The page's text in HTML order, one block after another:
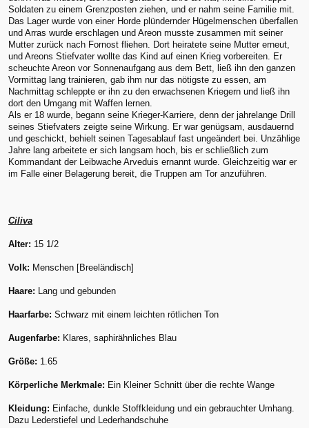
Soldaten zu einem Grenzposten ziehen, und er nahm seine Familie mit.
Das Lager wurde von einer Horde plündernder Hügelmenschen überfallen
und Arras wurde erschlagen und Areon musste zusammen mit seiner
Mutter zurück nach Fornost fliehen. Dort heiratete seine Mutter erneut,
und Areons Stiefvater wollte das Kind auf einen Krieg vorbereiten. Er
scheuchte Areon vor Sonnenaufgang aus dem Bett, ließ ihn den ganzen
Vormittag lang trainieren, gab ihm nur das nötigste zu essen, am
Nachmittag schleppte er ihn zu den erwachsenen Kriegern und ließ ihn
dort den Umgang mit Waffen lernen.
Als er 18 wurde, begann seine Krieger-Karriere, denn der jahrelange Drill
seines Stiefvaters zeigte seine Wirkung. Er war genügsam, ausdauernd
und geschickt, behielt seinen Tagesablauf fast ungeändert bei. Unzählige
Jahre lang arbeitete er sich langsam hoch, bis er schließlich zum
Kommandant der Leibwache Arveduis ernannt wurde. Gleichzeitig war er
im Falle einer Belagerung bereit, die Truppen am Tor anzuführen.
Ciliva
Alter: 15 1/2
Volk: Menschen [Breeländisch]
Haare: Lang und gebunden
Haarfarbe: Schwarz mit einem leichten rötlichen Ton
Augenfarbe: Klares, saphirähnliches Blau
Größe: 1.65
Körperliche Merkmale: Ein Kleiner Schnitt über die rechte Wange
Kleidung: Einfache, dunkle Stoffkleidung und ein gebrauchter Umhang.
Dazu Lederstiefel und Lederhandschuhe